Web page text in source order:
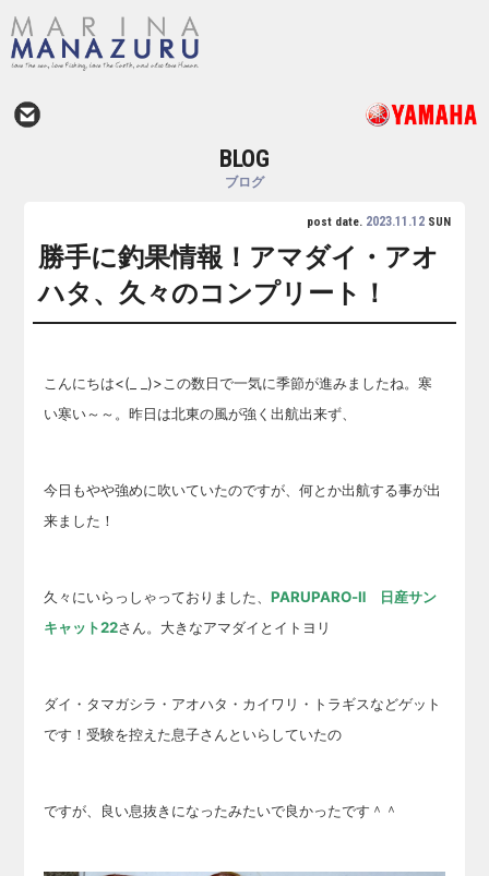
BLOG
ブログ
post date. 2023.11.12SUN
勝手に釣果情報！アマダイ・アオ
ハタ、久々のコンプリート！
こんにちは<(_ _)>この数日で一気に季節が進みましたね。寒
い寒い～～。昨日は北東の風が強く出航出来ず、
今日もやや強めに吹いていたのですが、何とか出航する事が出
来ました！
久々にいらっしゃっておりました、PARUPARO-Ⅱ 日産サン
キャット22さん。大きなアマダイとイトヨリ
ダイ・タマガシラ・アオハタ・カイワリ・トラギスなどゲット
です！受験を控えた息子さんといらしていたの
ですが、良い息抜きになったみたいで良かったです＾＾